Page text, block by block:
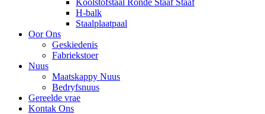
Koolstofstaal Ronde Staaf Staaf
H-balk
Staalplaatpaal
Oor Ons
Geskiedenis
Fabriekstoer
Nuus
Maatskappy Nuus
Bedryfsnuus
Gereelde vrae
Kontak Ons